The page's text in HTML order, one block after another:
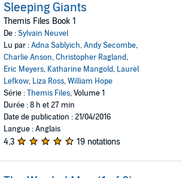
Sleeping Giants
Themis Files Book 1
De :Sylvain Neuvel
Lu par :Adna Sablyich,Andy Secombe,
Charlie Anson,Christopher Ragland,
Eric Meyers, Katharine Mangold, Laurel
Lefkow, Liza Ross,William Hope
Série :Themis Files, Volume 1
Durée : 8 h et 27 min
Date de publication : 21/04/2016
Langue : Anglais
4,3 19 notations